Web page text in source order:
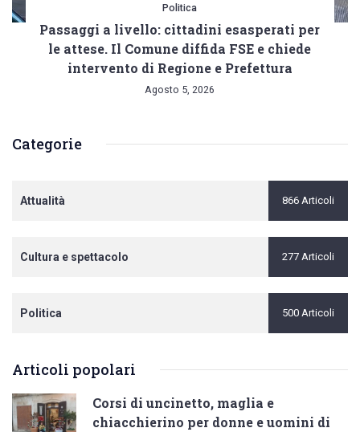
Politica
Passaggi a livello: cittadini esasperati per
le attese. Il Comune diffida FSE e chiede
intervento di Regione e Prefettura
Agosto 5, 2026
Categorie
Attualità 866 Articoli
Cultura e spettacolo 277 Articoli
Politica 500 Articoli
Articoli popolari
Corsi di uncinetto, maglia e
chiacchierino per donne e uomini di